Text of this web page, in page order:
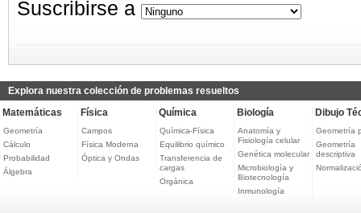
Suscribirse a
Explora nuestra colección de problemas resueltos
Matemáticas
Geometría
Cálculo
Probabilidad
Álgebra
Física
Campos
Física Moderna
Óptica y Ondas
Química
Química-Física
Equilibrio químico
Transferencia de
cargas
Orgánica
Biología
Anatomía y
Fisiología celular
Genética molecular
Microbiología y
Biotecnología
Inmunología
Dibujo
Geometría
Geometría
descriptiva